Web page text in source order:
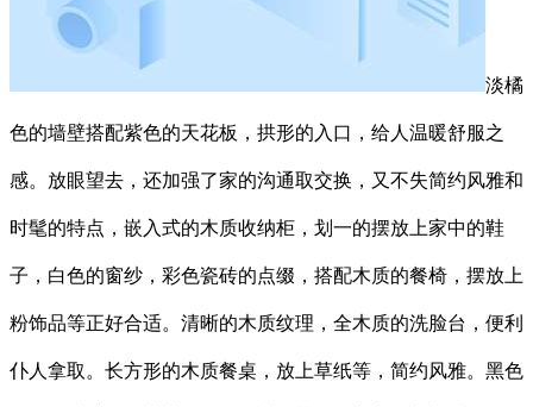
淡橘
色的墙壁搭配紫色的天花板，拱形的入口，给人温暖舒服之
感。放眼望去，还加强了家的沟通取交换，又不失简约风雅和
时髦的特点，嵌入式的木质收纳柜，划一的摆放上家中的鞋
子，白色的窗纱，彩色瓷砖的点缀，搭配木质的餐椅，摆放上
粉饰品等正好合适。清晰的木质纹理，全木质的洗脸台，便利
仆人拿取。长方形的木质餐桌，放上草纸等，简约风雅。黑色